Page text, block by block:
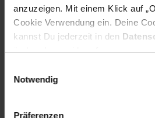
anzuzeigen. Mit einem Klick auf
Cookie Verwendung ein. Deine
kannst Du jederzeit in den
ändern bzw. widerrufen.
Notwendig
Präferenzen
Herstellerinformationen
Fußzeile
Weitere Online-Angebote